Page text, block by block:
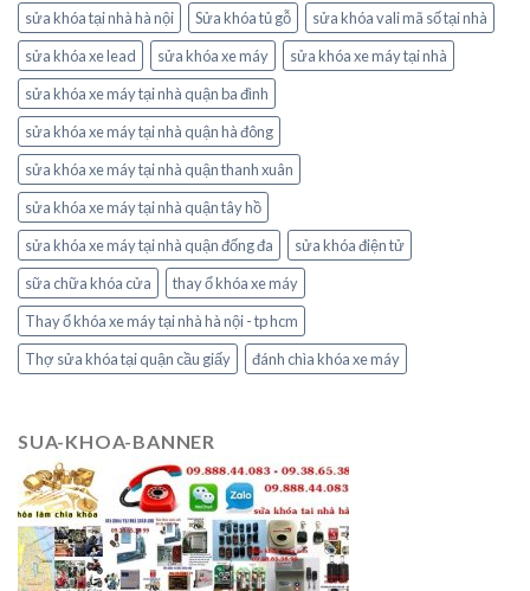
sửa khóa tại nhà hà nội
Sửa khóa tủ gỗ
sửa khóa vali mã số tại nhà
sửa khóa xe lead
sửa khóa xe máy
sửa khóa xe máy tại nhà
sửa khóa xe máy tại nhà quận ba đình
sửa khóa xe máy tại nhà quận hà đông
sửa khóa xe máy tại nhà quận thanh xuân
sửa khóa xe máy tại nhà quận tây hồ
sửa khóa xe máy tại nhà quận đống đa
sửa khóa điện tử
sữa chữa khóa cửa
thay ổ khóa xe máy
Thay ổ khóa xe máy tại nhà hà nội - tp hcm
Thợ sửa khóa tại quận cầu giấy
đánh chìa khóa xe máy
SUA-KHOA-BANNER